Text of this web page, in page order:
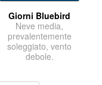
Giorni Bluebird
Neve media,
prevalentemente
soleggiato, vento
debole.